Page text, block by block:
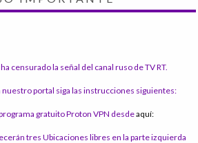
censurado la señal del canal ruso de TV RT.
portal siga las instrucciones siguientes:
gratuito Proton VPN desdeaquí:
tres Ubicaciones libres en la parte izquierda